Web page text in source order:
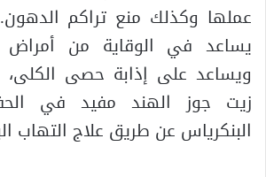
عملها وكذلك منع تراكم
يساعد في الوقاية من أمراض
ويساعد على إذابة حصى الكلى،
زيت جوز الهند مفيد في
البنكرياس عن طريق علاج التهاب